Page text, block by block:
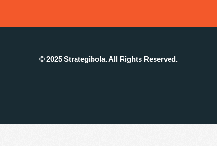
© 2025 Strategibola. All Rights Reserved.